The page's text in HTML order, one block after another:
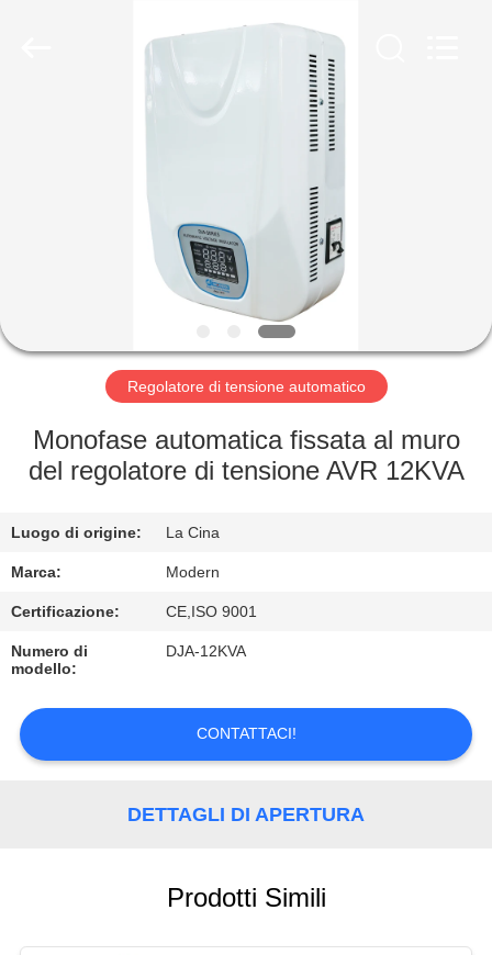
GIRO
FABBRICA
DI
QUALITÀ
CONTATTICI
RICHIEDA
UNA
Regolatore di tensione automatico
Monofase automatica fissata al muro
del regolatore di tensione AVR 12KVA
Luogo di origine: La Cina
Marca: Modern
Certificazione: CE,ISO 9001
Numero di
modello:
DJA-12KVA
CONTATTACI!
DETTAGLI DI APERTURA
Prodotti Simili